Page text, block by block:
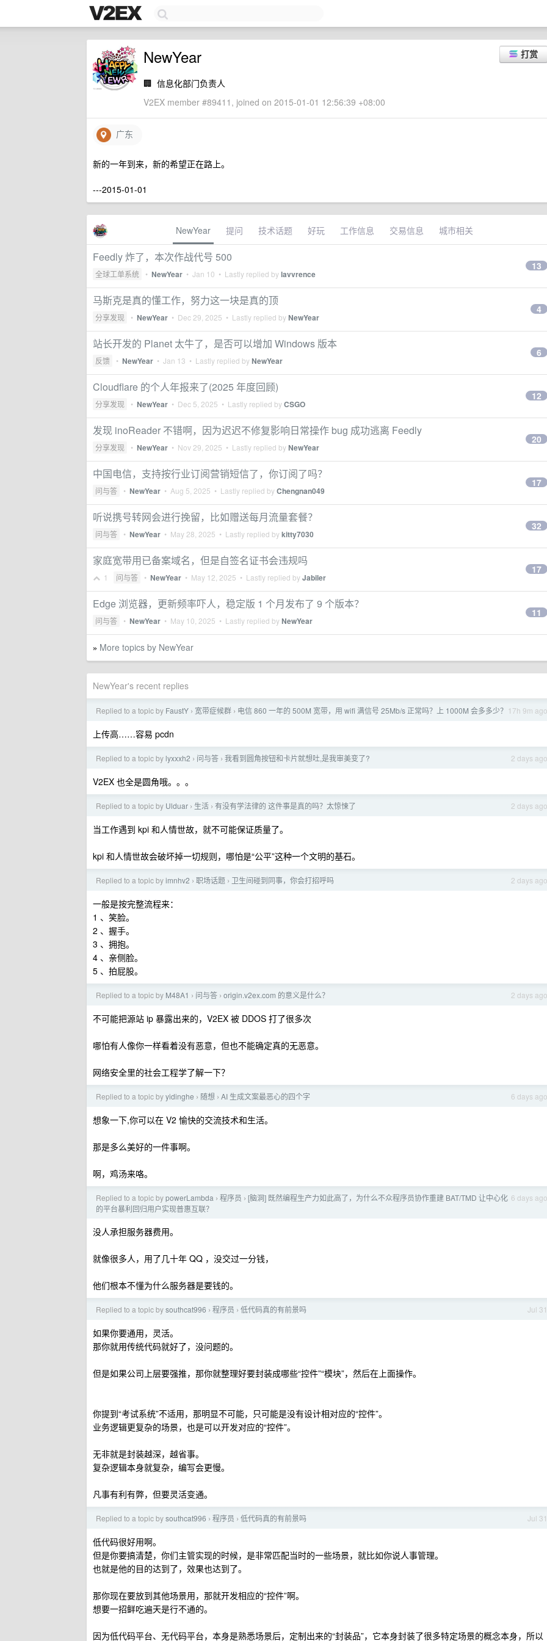
打赏
NewYear
🏢 信息化部门负责人
V2EX member #89411, joined on 2015-01-01 12:56:39 +08:00
广东
新的一年到来，新的希望正在路上。
---2015-01-01
NewYear 提问 技术话题 好玩 工作信息 交易信息 城市相关
Feedly 炸了，本次作战代号 500
全球工单系统 • NewYear • Jan 10 • Lastly replied bylavvrence
13
马斯克是真的懂工作，努力这一块是真的顶
分享发现 • NewYear • Dec 29, 2025 • Lastly replied byNewYear
4
站长开发的 Planet 太牛了，是否可以增加 Windows 版本
反馈 • NewYear • Jan 13 • Lastly replied byNewYear
6
Cloudflare 的个人年报来了(2025 年度回顾)
分享发现 • NewYear • Dec 5, 2025 • Lastly replied byCSGO
12
发现 inoReader 不错啊，因为迟迟不修复影响日常操作 bug 成功逃离 Feedly
分享发现 • NewYear • Nov 29, 2025 • Lastly replied byNewYear
20
中国电信，支持按行业订阅营销短信了，你订阅了吗？
问与答 • NewYear • Aug 5, 2025 • Lastly replied byChengnan049
17
听说携号转网会进行挽留，比如赠送每月流量套餐？
问与答 • NewYear • May 28, 2025 • Lastly replied bykitty7030
32
家庭宽带用已备案域名，但是自签名证书会违规吗
1 问与答 • NewYear • May 12, 2025 • Lastly replied byJabiler
17
Edge 浏览器，更新频率吓人，稳定版 1 个月发布了 9 个版本？
问与答 • NewYear • May 10, 2025 • Lastly replied byNewYear
11
» More topics by NewYear
NewYear's recent replies
17h 9m ago
Replied to a topic by FaustY › 宽带症候群 › 电信 860 一年的 500M 宽带，用 wifi 满信号 25Mb/s 正常吗？上 1000M 会多多少？
上传高……容易 pcdn
2 days ago
Replied to a topic by lyxxxh2 › 问与答 › 我看到圆角按钮和卡片就想吐,是我审美变了?
V2EX 也全是圆角哦。。。
2 days ago
Replied to a topic by Ulduar › 生活 › 有没有学法律的 这件事是真的吗？太惊悚了
当工作遇到 kpi 和人情世故，就不可能保证质量了。
kpi 和人情世故会破坏掉一切规则，哪怕是“公平”这种一个文明的基石。
2 days ago
Replied to a topic byimnhv2 › 职场话题 › 卫生间碰到同事，你会打招呼吗
一般是按完整流程来：
1 、笑脸。
2 、握手。
3 、拥抱。
4 、亲侧脸。
5 、拍屁股。
2 days ago
Replied to a topic by M48A1 › 问与答 › origin.v2ex.com 的意义是什么？
不可能把源站 ip 暴露出来的，V2EX 被 DDOS 打了很多次
哪怕有人像你一样看着没有恶意，但也不能确定真的无恶意。
网络安全里的社会工程学了解一下？
6 days ago
Replied to a topic byyidinghe › 随想 › AI 生成文案最恶心的四个字
想象一下,你可以在 V2 愉快的交流技术和生活。
那是多么美好的一件事啊。
啊，鸡汤来咯。
6 days ago
Replied to a topic bypowerLambda › 程序员 › [脑洞] 既然编程生产力如此高了，为什么不众程序员协作重建 BAT/TMD 让中心化
的平台暴利回归用户实现普惠互联？
没人承担服务器费用。
就像很多人，用了几十年 QQ ，没交过一分钱，
他们根本不懂为什么服务器是要钱的。
Jul 31
Replied to a topic bysouthcat996 › 程序员 › 低代码真的有前景吗
如果你要通用，灵活。
那你就用传统代码就好了，没问题的。
但是如果公司上层要强推，那你就整理好要封装成哪些“控件”“模块”，然后在上面操作。
你提到“考试系统”不适用，那明显不可能，只可能是没有设计相对应的“控件”。
业务逻辑更复杂的场景，也是可以开发对应的“控件”。
无非就是封装越深，越省事。
复杂逻辑本身就复杂，编写会更慢。
凡事有利有弊，但要灵活变通。
Jul 31
Replied to a topic bysouthcat996 › 程序员 › 低代码真的有前景吗
低代码很好用啊。
但是你要搞清楚，你们主管实现的时候，是非常匹配当时的一些场景，就比如你说人事管理。
也就是他的目的达到了，效果也达到了。
那你现在要放到其他场景用，那就开发相应的“控件”啊。
想要一招鲜吃遍天是行不通的。
因为低代码平台、无代码平台，本身是熟悉场景后，定制出来的“封装品”，它本身封装了很多特定场景的概念本身，所以